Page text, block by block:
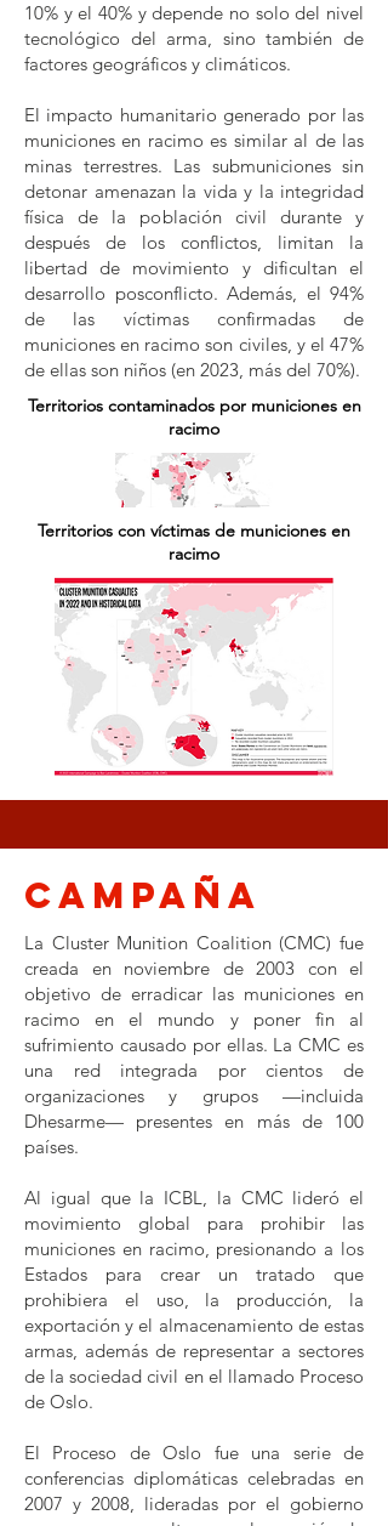
10% y el 40% y depende no solo del nivel
tecnológico del arma, sino también de
factores geográficos y climáticos.
El impacto humanitario generado por las
municiones en racimo es similar al de las
minas terrestres. Las submuniciones sin
detonar amenazan la vida y la integridad
física de la población civil durante y
después de los conflictos, limitan la
libertad de movimiento y dificultan el
desarrollo posconflicto. Además, el 94%
de las víctimas confirmadas de
municiones en racimo son civiles, y el 47%
de ellas son niños (en 2023, más del 70%).
Territorios contaminados por municiones en
racimo
Territorios con víctimas de municiones en
racimo
campaña
La Cluster Munition Coalition (CMC) fue
creada en noviembre de 2003 con el
objetivo de erradicar las municiones en
racimo en el mundo y poner fin al
sufrimiento causado por ellas. La CMC es
una red integrada por cientos de
organizaciones y grupos —incluida
Dhesarme— presentes en más de 100
países.
Al igual que la ICBL, la CMC lideró el
movimiento global para prohibir las
municiones en racimo, presionando a los
Estados para crear un tratado que
prohibiera el uso, la producción, la
exportación y el almacenamiento de estas
armas, además de representar a sectores
de la sociedad civil en el llamado Proceso
de Oslo.
El Proceso de Oslo fue una serie de
conferencias diplomáticas celebradas en
2007 y 2008, lideradas por el gobierno